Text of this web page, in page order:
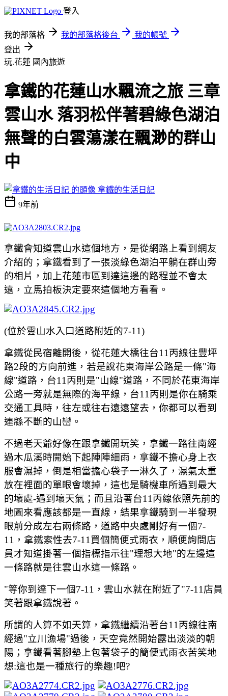
登入
我的部落格 我的部落格後台
我的帳號
登出
玩.花蓮 國內旅遊
拿鐵的花蓮山水飄流之旅 三章
雲山水 落羽松伴著碧綠色湖泊
無聲的白雲蕩漾在飄渺的群山
中
拿鐵的生活日記
9年前
拿鐵會知道雲山水這個地方，是從網路上看到網友
介紹的；拿鐵看到了一張淡綠色湖泊平躺在群山旁
的相片，加上花蓮市區到達這邊的路程並不會太
遠，立馬拍板決定要來這個地方看看。
(位於雲山水入口道路附近的7-11)
拿鐵從民宿離開後，從花蓮大橋往台11丙線往豐坪
路2段的方向前進，若是說花東海岸公路是一條"海
線"道路，台11丙則是"山線"道路，不同於花東海岸
公路一旁就是無際的海平線，台11丙則是你在騎乘
交通工具時，往左或往右遠遠望去，你都可以看到
連緜不斷的山巒。
不過老天爺好像在跟拿鐵開玩笑，拿鐵一路往南經
過木瓜溪時開始下起陣陣細雨，拿鐵不擔心身上衣
服會濕掉，倒是相當擔心袋子一淋久了，濕氣太重
放在裡面的單眼會壞掉，這也是騎機車所遇到最大
的壞處-遇到壞天氣；而且沿著台11丙線依照先前的
地圖來看應該都是一直線，結果拿鐵騎到一半發現
眼前分成左右兩條路，道路中央處剛好有一個7-
11，拿鐵索性去7-11買個簡便式雨衣，順便詢問店
員才知道掛著一個指標指示往"理想大地"的左邊這
一條路就是往雲山水這一條路。
"等你到達下一個7-11，雲山水就在附近了"7-11店員
笑著跟拿鐵說著。
所謂的人算不如天算，拿鐵繼續沿著台11丙線往南
經過"立川漁場"過後，天空竟然開始露出淡淡的朝
陽；拿鐵看著腳墊上包著袋子的簡便式雨衣苦笑地
想:這也是一種旅行的樂趣!吧?